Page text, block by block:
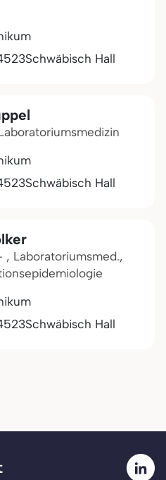
Schwäbisch Hall
Schwäbisch Hall
, Laboratoriumsmed.,
Schwäbisch Hall